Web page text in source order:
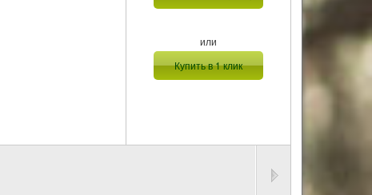
или
Купить в 1 клик